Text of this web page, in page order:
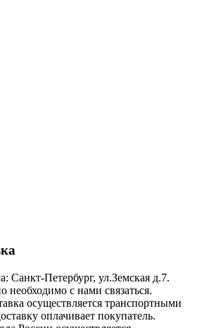
Санкт-Петербург, ул.Земская д.7.
необходимо с нами связаться.
осуществляется транспортными
оплачивает покупатель.